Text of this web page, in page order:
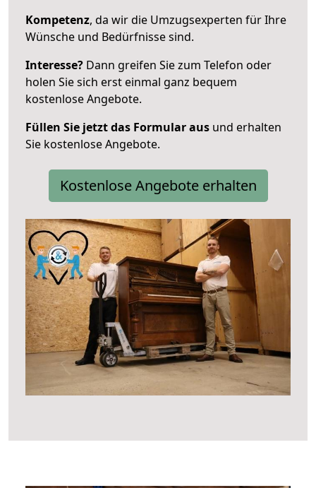
Kompetenz, da wir die Umzugsexperten für Ihre
Wünsche und Bedürfnisse sind.
Interesse? Dann greifen Sie zum Telefon oder
holen Sie sich erst einmal ganz bequem
kostenlose Angebote.
Füllen Sie jetzt das Formular aus und erhalten
Sie kostenlose Angebote.
Kostenlose Angebote erhalten